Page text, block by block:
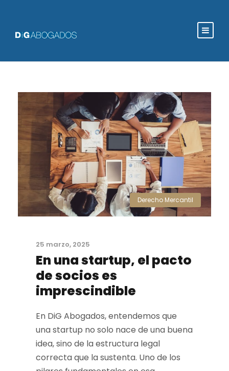
Derecho Mercantil
25 marzo, 2025
En una startup, el pacto
de socios es
imprescindible
En DiG Abogados, entendemos que
una startup no solo nace de una buena
idea, sino de la estructura legal
correcta que la sustenta. Uno de los